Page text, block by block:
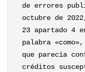
de errores
octubre de
23 apartado 4
palabra
que parecía
créditos